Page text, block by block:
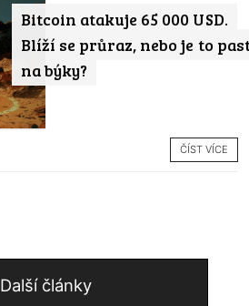
Bitcoin atakuje 65 000 USD.
Blíží se průraz, nebo je to
na býky?
ČÍST VÍCE
Další články